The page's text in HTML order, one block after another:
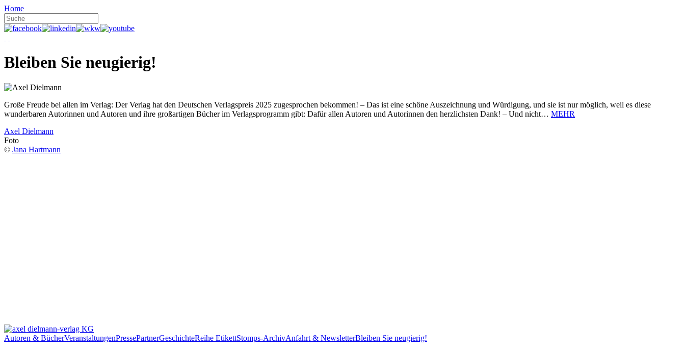
Home
Bleiben Sie neugierig!
Große Freude bei allen im Verlag: Der Verlag hat den Deutschen Verlagspreis 2025 zugesprochen bekommen! – Das ist eine schöne Auszeichnung und Würdigung, und sie ist nur möglich, weil es diese
wunderbaren Autorinnen und Autoren und ihre großartigen Bücher im Verlagsprogramm gibt: Dafür allen Autoren und Autorinnen den herzlichsten Dank! – Und nicht… MEHR
Axel Dielmann
Foto
© Jana Hartmann
Autoren & BücherVeranstaltungenPressePartnerGeschichteReihe EtikettStomps-ArchivAnfahrt & NewsletterBleiben Sie neugierig!